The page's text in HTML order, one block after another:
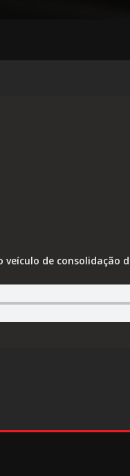
de consolidação